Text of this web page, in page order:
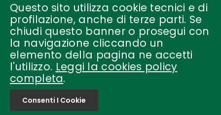
Questo sito utilizza cookie tecnici e di
profilazione, anche di terze parti. Se
chiudi questo banner o prosegui con
la navigazione cliccando un
elemento della pagina ne accetti
l'utilizzo. Leggi la cookies policy
completa.
Consenti I Cookie
Copyright © 2018-present by
edizioni la meridiana Tutti i
diritti riservati.